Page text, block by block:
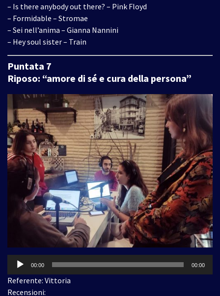
– Is there anybody out there? – Pink Floyd
– Formidable – Stromae
– Sei nell’anima – Gianna Nannini
– Hey soul sister – Train
Puntata 7
Riposo: “amore di sé e cura della persona”
Audio
Player
00:00 00:00
Referente: Vittoria
Recensioni: